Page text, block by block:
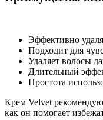
Эффективно
Подходит для
Удаляет волосы
Длительный
Простота
Крем Velvet
как он помогает